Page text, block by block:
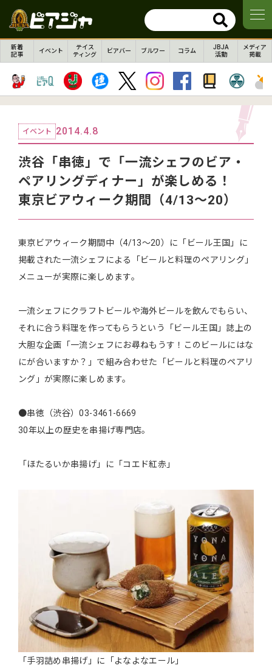
新着
記事
イベント
テイス
ティング
ビアバー ブルワー コラム
JBJA
活動
メディア
掲載
イベント 2014.4.8
渋谷「串徳」で「一流シェフのビア・
ペアリングディナー」が楽しめる！
東京ビアウィーク期間（4/13～20）
東京ビアウィーク期間中（4/13～20）に「ビール王国」に
掲載された一流シェフによる「ビールと料理のペアリング」
メニューが実際に楽しめます。
一流シェフにクラフトビールや海外ビールを飲んでもらい、
それに合う料理を作ってもらうという「ビール王国」誌上の
大胆な企画「一流シェフにお尋ねもうす！このビールにはな
にが合いますか？」で組み合わせた「ビールと料理のペアリ
ング」が実際に楽しめます。
●串徳（渋谷）03-3461-6669
30年以上の歴史を串揚げ専門店。
「ほたるいか串揚げ」に「コエド紅赤」
「手羽詰め串揚げ」に「よなよなエール」